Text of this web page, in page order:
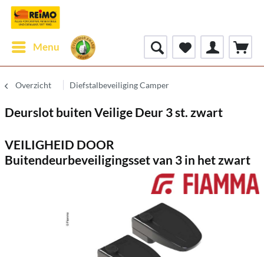
Menu
Overzicht Diefstalbeveiliging Camper
Deurslot buiten Veilige Deur 3 st. zwart
VEILIGHEID DOOR
Buitendeurbeveiligingsset van 3 in het zwart